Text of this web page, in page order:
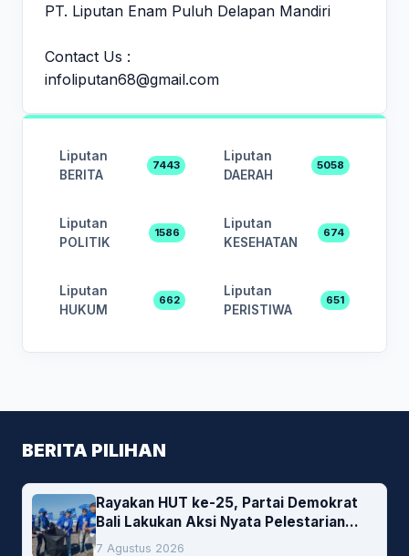
PT. Liputan Enam Puluh Delapan Mandiri
Contact Us :
infoliputan68@gmail.com
Liputan
BERITA
7443
Liputan
DAERAH
5058
Liputan
POLITIK
1586
Liputan
KESEHATAN
674
Liputan
HUKUM
662
Liputan
PERISTIWA
651
BERITA PILIHAN
Rayakan HUT ke-25, Partai Demokrat
Bali Lakukan Aksi Nyata Pelestarian
Lingkungan
7 Agustus 2026